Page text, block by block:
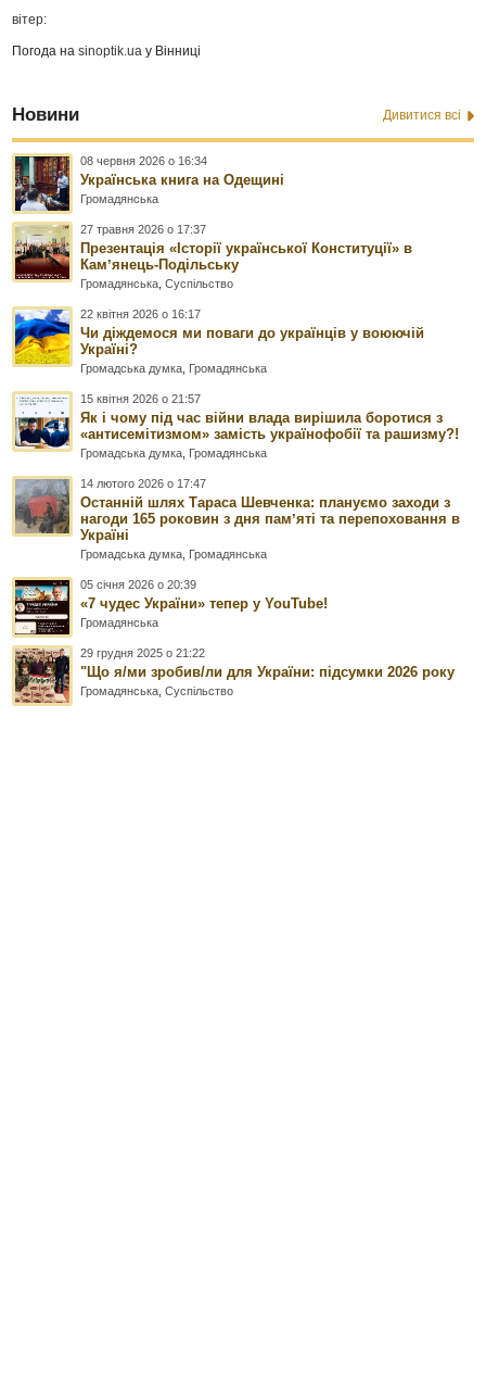
вітер:
Погода наsinoptik.ua у Вінниці
Новини Дивитися всі
08 червня 2026 о 16:34
Українська книга на Одещині
Громадянська
27 травня 2026 о 17:37
Презентація «Історії української Конституції» в
Камʼянець-Подільську
Громадянська ,Суспільство
22 квітня 2026 о 16:17
Чи діждемося ми поваги до українців у воюючій
Україні?
Громадська думка Громадянська
15 квітня 2026 о 21:57
Як і чому під час війни влада вирішила боротися з
«антисемітизмом» замість українофобії та рашизму?!
Громадська думка Громадянська
14 лютого 2026 о 17:47
Останній шлях Тараса Шевченка: плануємо заходи з
нагоди 165 роковин з дня памʼяті та перепоховання в
Україні
Громадська думка Громадянська
05 січня 2026 о 20:39
«7 чудес України» тепер у YouTube!
Громадянська
29 грудня 2025 о 21:22
"Що я/ми зробив/ли для України: підсумки 2026 року
Громадянська ,Суспільство